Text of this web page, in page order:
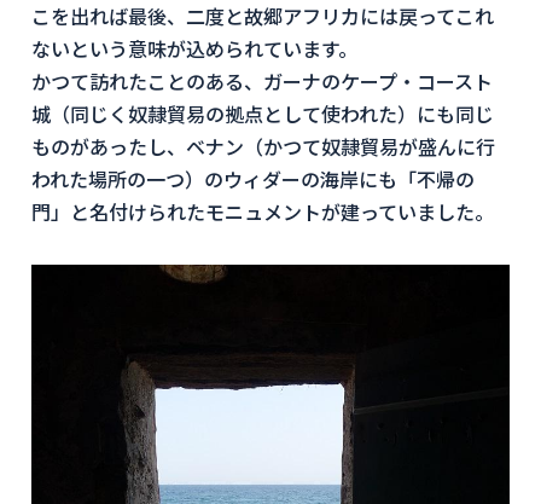
こを出れば最後、二度と故郷アフリカには戻ってこれ
ないという意味が込められています。
かつて訪れたことのある、ガーナのケープ・コースト
城（同じく奴隷貿易の拠点として使われた）にも同じ
ものがあったし、ベナン（かつて奴隷貿易が盛んに行
われた場所の一つ）のウィダーの海岸にも「不帰の
門」と名付けられたモニュメントが建っていました。